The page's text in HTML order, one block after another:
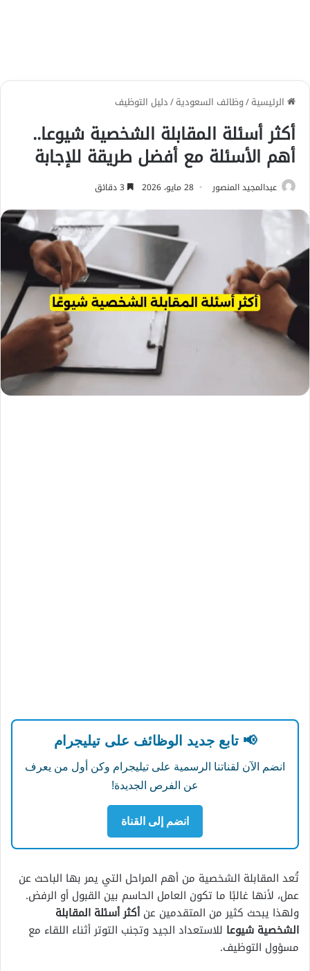
الرئيسية/وظائف السعودية/دليل التوظيف
أكثر أسئلة المقابلة الشخصية شيوعا..
أهم الأسئلة مع أفضل طريقة للإجابة
عبدالمجيد المنصور 28 مايو، 2026
📢 تابع جديد الوظائف على تيليجرام
انضم الآن لقناتنا الرسمية على تيليجرام وكن أول من يعرف
عن الفرص الجديدة!
انضم إلى القناة
تُعد المقابلة الشخصية من أهم المراحل التي يمر بها الباحث عن
عمل، لأنها غالبًا ما تكون العامل الحاسم بين القبول أو الرفض.
ولهذا يبحث كثير من المتقدمين عن أكثر أسئلة المقابلة
الشخصية شيوعا للاستعداد الجيد وتجنب التوتر أثناء اللقاء مع
مسؤول التوظيف.